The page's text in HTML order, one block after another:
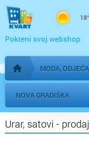
Pokreni svoj webshop
Početna stranica
MODA,
NOVA GRADIŠKA
Urar, satovi -